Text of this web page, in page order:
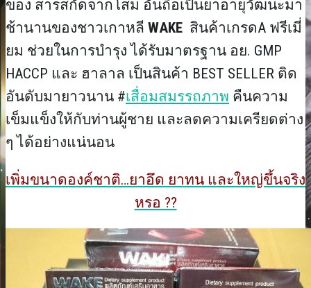
ของ สารสกัดจากโสม อันถือเป็นยาอายุวัฒนะมา
ช้านานของชาวเกาหลี WAKE สินค้าเกรดA ฟรีเมี่
ยม ช่วยในการบำรุง ได้รับมาตรฐาน อย. GMP
HACCP และ ฮาลาล เป็นสินค้า BEST SELLER ติด
อันดับมายาวนาน #เสื่อมสมรรถภาพ คืนความ
เข็มแข็งให้กับท่านผู้ชาย และลดความเครียดต่าง
ๆ ได้อย่างแน่นอน
เพิ่มขนาดองค์ชาติ…ยาอึด ยาทน และใหญ่ขึ้นจริง
หรอ ??